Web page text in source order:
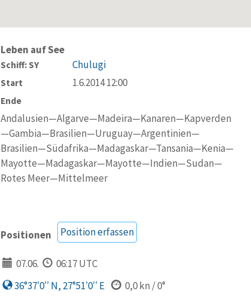
Leben auf See
Schiff: SY Chulugi
Start 1.6.2014 12:00
Ende
Andalusien—Algarve—Madeira—Kanaren—Kapverden
—Gambia—Brasilien—Uruguay—Argentinien—
Brasilien—Südafrika—Madagaskar—Tansania—Kenia—
Mayotte—Madagaskar—Mayotte—Indien—Sudan—
Rotes Meer—Mittelmeer
Positionen Position erfassen
07.06.
06:17 UTC
36°37′0′′ N, 27°51′0′′ E
0,0 kn / 0°